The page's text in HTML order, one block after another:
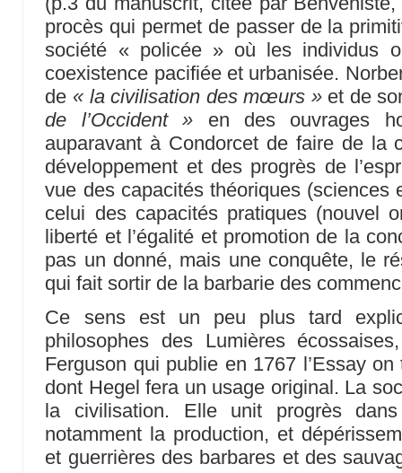
procès qui permet de passer de la
société « policée » où les individus
coexistence pacifiée et urbanisée.
de « la civilisation des mœurs »et de
de l’Occident » en des ouvrages
auparavant à Condorcet de faire de la
développement et des progrès de
vue des capacités théoriques (sciences
celui des capacités pratiques (nouvel
liberté et l’égalité et promotion de la
pas un donné, mais une conquête, le
qui fait sortir de la barbarie des
Ce sens est un peu plus tard
philosophes des Lumières
Ferguson qui publie en 1767 l’Essay
dont Hegel fera un usage original. La
la civilisation. Elle unit progrès
notamment la production, et
et guerrières des barbares et des